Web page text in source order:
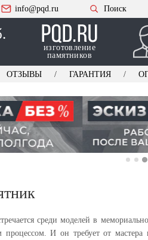
info@pqd.ru Поиск
изготовление
памятников
ОТЗЫВЫ ГАРАНТИЯ
среди моделей в
процессом. И он требует от